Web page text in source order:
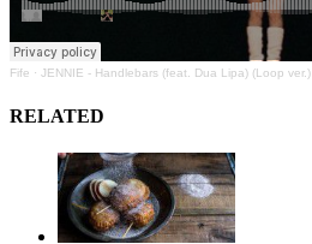
Fife · JENNIE - Handlebars (feat. Dua Lipa) (Loop ver.)
RELATED